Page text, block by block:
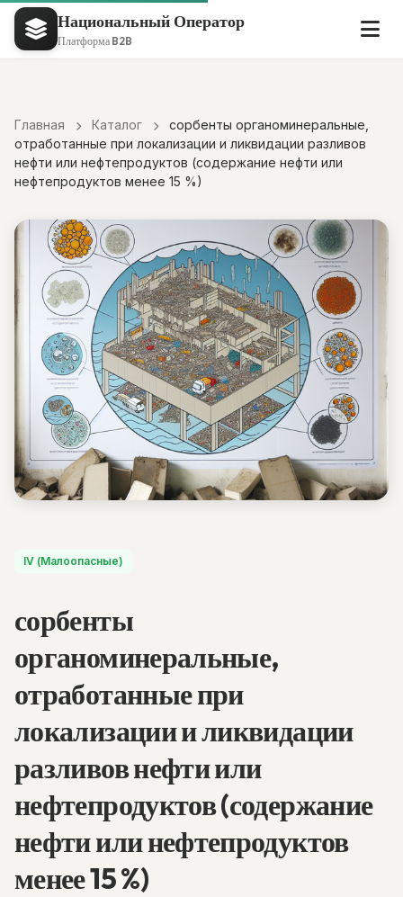
Национальный Оператор
Платформа B2B
Главная Каталог
сорбенты органоминеральные,
отработанные при локализации и ликвидации разливов
нефти или нефтепродуктов (содержание нефти или
нефтепродуктов менее 15 %)
IV (Малоопасные)
сорбенты
органоминеральные,
отработанные при
локализации и ликвидации
разливов нефти или
нефтепродуктов (содержание
нефти или нефтепродуктов
менее 15 %)